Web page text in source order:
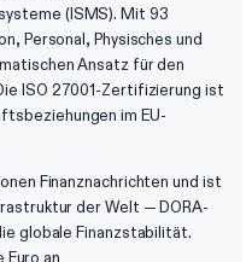
(ISMS). Mit 93
Personal, Physisches und
Ansatz für den
ISO 27001-Zertifizierung ist
im EU-
Finanznachrichten und ist
der Welt — DORA-
globale Finanzstabilität.
Euro an